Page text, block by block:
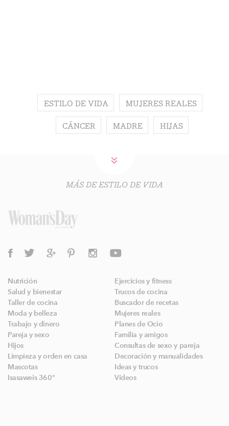
ESTILO DE VIDA MUJERES REALES
CÁNCER MADRE HIJAS
MÁS DE ESTILO DE VIDA
Nutrición
Ejercicios y fitness
Salud y bienestar
Trucos de cocina
Taller de cocina
Buscador de recetas
Moda y belleza
Mujeres reales
Trabajo y dinero
Planes de Ocio
Pareja y sexo
Familia y amigos
Hijos
Consultas de sexo y pareja
Limpieza y orden en casa
Decoración y manualidades
Mascotas
Ideas y trucos
Isasaweis 360º
Vídeos